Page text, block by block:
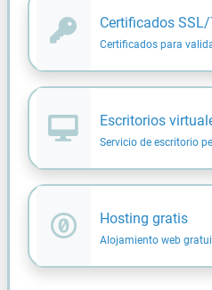
Certificados
Certificados para
Escritorios
Servicio de escritorio
Hosting gratis
Alojamiento web